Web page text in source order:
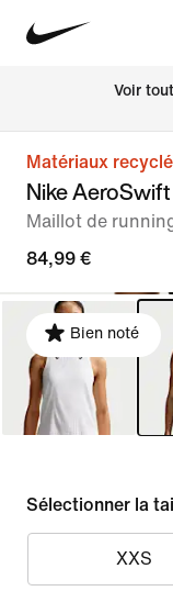
Voir
Matériaux
Nike AeroSwift
Maillot de
84,99 €
Bien noté
Sélectionner la
XXS